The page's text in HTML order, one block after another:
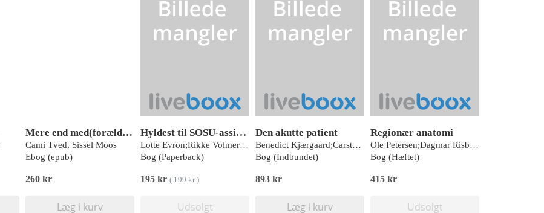
Mere end med(forælder)
Cami Tved, Sissel Moos
Ebog (epub)
260 kr
Læg i kurv
Hyldest til SOSU-assistenternes faglighed - fra Frederiksberg til hele landet
Lotte Evron;Rikke Volmer Brandsen;Susanne Malchau Dietz
Bog (Paperback)
195 kr ( 199 kr)
Udsolgt
Den akutte patient
Benedict Kjærgaard;Carsten Bindslev-Jensen;Claus Otto Carl Zachariae;Henrik Lund-Andersen;Jens Flensted Lassen;Kent Kristensen;Niels Qvist;Søren Højberg;Søren Loumann Nielsen;Anette Drøhse Kjeldsen;Mads Klokker;Kim Dalhoff;Jacob Steinmetz;Christian Backer Mogensen;Dan Brun Petersen;Jakob Stensballe;Christian Laursen;Henrik Boye Jensen;Christian Maschmann;Marie-Laure Bouchy Jacobsson;Anders Hougaard;Erik Zimmermann-Nielsen;Annmarie Lassen;Niels Erik Ebbehøj;Charlotte Mortz;Casper Claudius;Torben Bjerregaard Larsen;Mats Jacob Hermansson Lindberg;Stefan Posth;Jesper Weile;Peter Thomsen;Jens-Ulrik Stæhr Jensen;Morten Hylander Møller;Halfdan Lauridsen;Hedvig Björkman;Karen Lehrmann Ægidius;Mikkel Rune Vossen Rasmussen;Ásgeir Snær Vilhjálmsson;Ljubica Vukelic Andersen;Michael Mølmer;Jesper Juul Larsen;Kristoffer K. Brockhattingen;Rikke Holmgaard;Barbara Ratajczyk;Marie Norsker Folke;Henrik Ømark;Anja Julie Huusom;Michael Dan Arvig;Jesper Wamberg;Gro Egholm;Lars Wiuff Andersen;John Sitarz;Pia Iben Pietersen;Asger Granfeldt;Jes Sloth Mathiesen;Fie Juhl Vojdeman;Emil Iversen;Joakim Cordtz;Jakob Lundager Forberg;Casper Lund-Andersen;Karen Louise Ellekjær
Bog (Indbundet)
893 kr
Læg i kurv
Regionær anatomi
Ole Petersen;Dagmar Risbøl Hansen;Helle Hasager Damkier
Bog (Hæftet)
415 kr
Udsolgt